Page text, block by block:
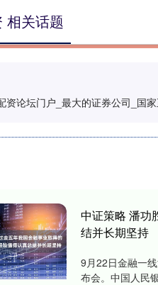
资论坛门户_最大的证券公司_国
相关话题
中证策略 潘功
结并长期坚持
9月22日金融一
布会。中国人民